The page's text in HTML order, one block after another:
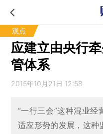
观点
应建立由央行
管体系
2015年10月21日 12:58
“一行三会”这种混业
适应形势的发展，这种